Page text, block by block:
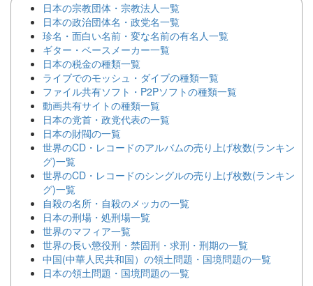
日本の宗教団体・宗教法人一覧
日本の政治団体名・政党名一覧
珍名・面白い名前・変な名前の有名人一覧
ギター・ベースメーカー一覧
日本の税金の種類一覧
ライブでのモッシュ・ダイブの種類一覧
ファイル共有ソフト・P2Pソフトの種類一覧
動画共有サイトの種類一覧
日本の党首・政党代表の一覧
日本の財閥の一覧
世界のCD・レコードのアルバムの売り上げ枚数(ランキン
グ)一覧
世界のCD・レコードのシングルの売り上げ枚数(ランキン
グ)一覧
自殺の名所・自殺のメッカの一覧
日本の刑場・処刑場一覧
世界のマフィア一覧
世界の長い懲役刑・禁固刑・求刑・刑期の一覧
中国(中華人民共和国）の領土問題・国境問題の一覧
日本の領土問題・国境問題の一覧